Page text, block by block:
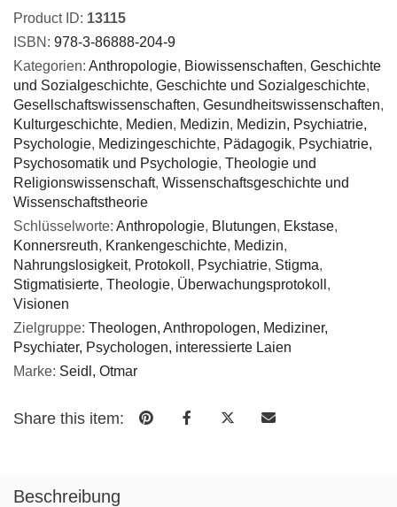
Neumann
Konnersreuth
Menge
Product ID: 13115
ISBN: 978-3-86888-204-9
Kategorien: Anthropologie, Biowissenschaften, Geschichte
und Sozialgeschichte, Geschichte und Sozialgeschichte,
Gesellschaftswissenschaften, Gesundheitswissenschaften,
Kulturgeschichte, Medien, Medizin, Medizin, Psychiatrie,
Psychologie, Medizingeschichte, Pädagogik, Psychiatrie,
Psychosomatik und Psychologie, Theologie und
Religionswissenschaft, Wissenschaftsgeschichte und
Wissenschaftstheorie
Schlüsselworte: Anthropologie, Blutungen, Ekstase,
Konnersreuth, Krankengeschichte, Medizin,
Nahrungslosigkeit, Protokoll , Psychiatrie, Stigma,
Stigmatisierte, Theologie, Überwachungsprotokoll ,
Visionen
Zielgruppe: Theologen, Anthropologen, Mediziner,
Psychiater, Psychologen, interessierte Laien
Marke: Seidl, Otmar
Share this item:
Beschreibung